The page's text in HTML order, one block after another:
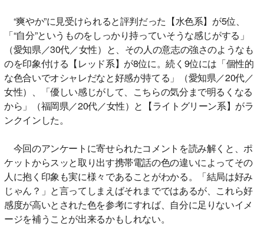
“爽やか”に見受けられると評判だった【水色系】が5位、
「“自分”というものをしっかり持っていそうな感じがする」
（愛知県／30代／女性）と、その人の意志の強さのようなも
のを印象付ける【レッド系】が8位に。続く9位には「個性的
な色合いでオシャレだなと好感が持てる」（愛知県／20代／
女性）、「優しい感じがして、こちらの気分まで明るくなる
から」（福岡県／20代／女性）と【ライトグリーン系】がラ
ンクインした。
今回のアンケートに寄せられたコメントを読み解くと、ポ
ケットからスッと取り出す携帯電話の色の違いによってその
人に抱く印象も実に様々であることがわかる。「結局は好み
じゃん？」と言ってしまえばそれまでではあるが、これら好
感度が高いとされた色を参考にすれば、自分に足りないイメ
ージを補うことが出来るかもしれない。